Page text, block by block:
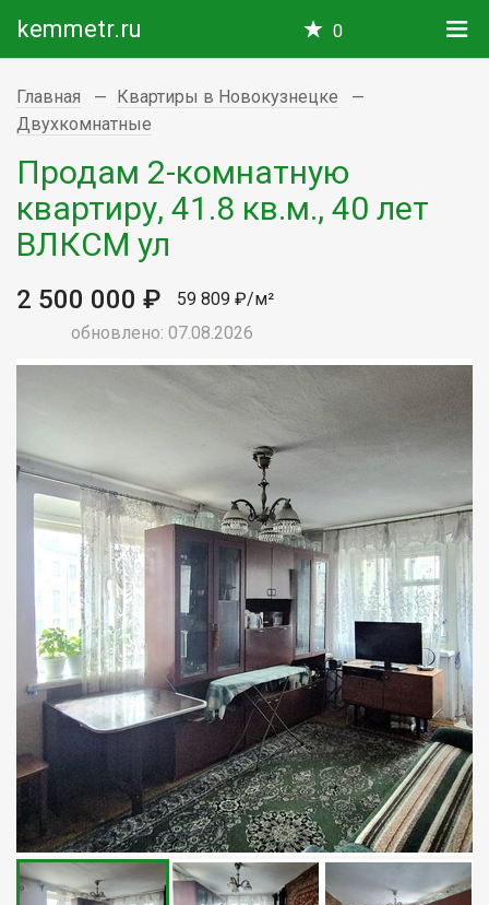
kemmetr.ru 0
Главная
Квартиры в Новокузнецке
Двухкомнатные
Продам 2-комнатную
квартиру, 41.8 кв.м., 40 лет
ВЛКСМ ул
2 500 000 ₽
59 809 ₽/м²
обновлено: 07.08.2026